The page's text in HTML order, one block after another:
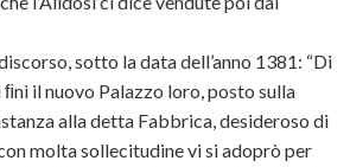
sotto la data dell’anno 1381: “Di
il nuovo Palazzo loro, posto sulla
alla detta Fabbrica, desideroso di
molta sollecitudine vi si adoprò per